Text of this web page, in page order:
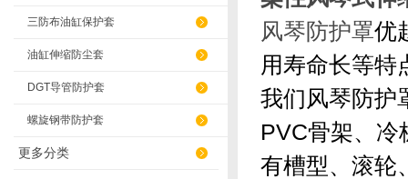
三防布油缸保护套
油缸伸缩防尘套
DGT导管防护套
螺旋钢带防护套
更多分类
风琴防护罩优
用寿命长等特
我们风琴防护
PVC骨架、冷
有槽型、滚轮